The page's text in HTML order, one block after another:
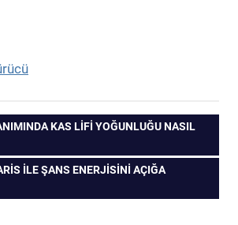
KAS LIFI YOĞUNLUĞU NASIL
ILE ŞANS ENERJISINI AÇIĞA